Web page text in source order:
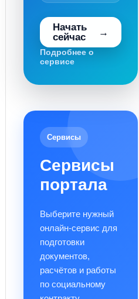
Начать
сейчас
Подробнее о
сервисе
Сервисы
Сервисы
портала
Выберите нужный
онлайн-сервис для
подготовки
документов,
расчётов и работы
по социальному